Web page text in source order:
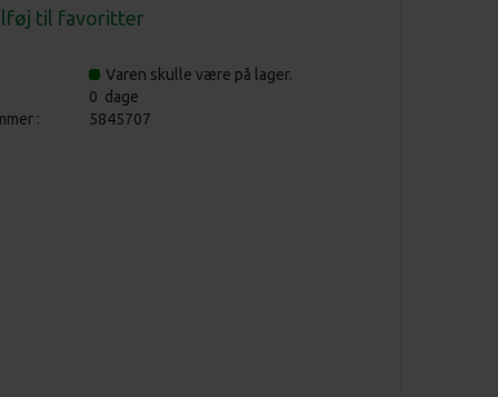
Varen skulle være på lager.
0 dage
:
5845707